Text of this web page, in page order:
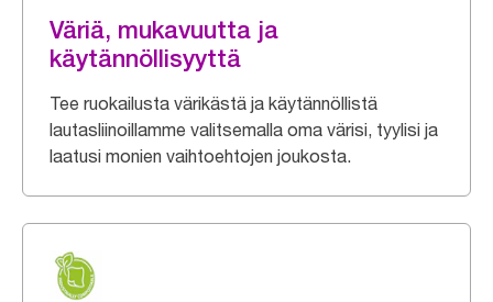
Väriä, mukavuutta ja
käytännöllisyyttä
Tee ruokailusta värikästä ja käytännöllistä
lautasliinoillamme valitsemalla oma värisi, tyylisi ja
laatusi monien vaihtoehtojen joukosta.